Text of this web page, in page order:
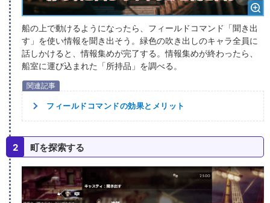
船の上で動けるようになったら、フィールドコマンド「聞き出
す」を使い情報を聞き出そう。緑色の吹き出しのキャラ全員に
話しかけると、情報集めが完了する。情報集めが終わったら、
船室に運び込まれた「所持品」を調べる。
フィールドコマンドの効果とメリット
2 町を探索する